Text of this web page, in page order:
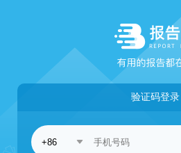
验证码登录